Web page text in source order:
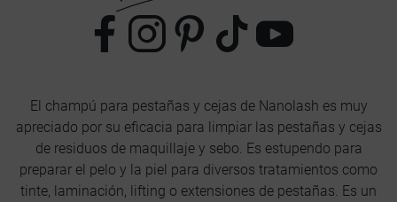
El champú para pestañas y cejas de Nanolash es muy
apreciado por su eficacia para limpiar las pestañas y cejas
de residuos de maquillaje y sebo. Es estupendo para
preparar el pelo y la piel para diversos tratamientos como
tinte, laminación, lifting o extensiones de pestañas. Es un